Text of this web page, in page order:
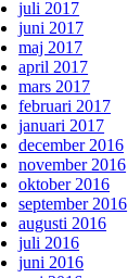
juli 2017
juni 2017
maj 2017
april 2017
mars 2017
februari 2017
januari 2017
december 2016
november 2016
oktober 2016
september 2016
augusti 2016
juli 2016
juni 2016